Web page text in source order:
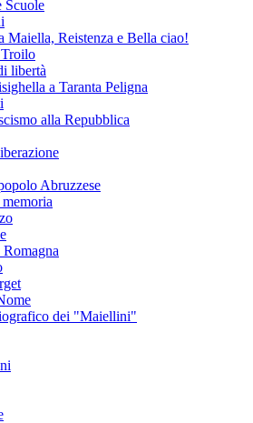
Scuole
Maiella, Reistenza e Bella ciao!
libertà
a Taranta Peligna
alla Repubblica
Abruzzese
dei "Maiellini"